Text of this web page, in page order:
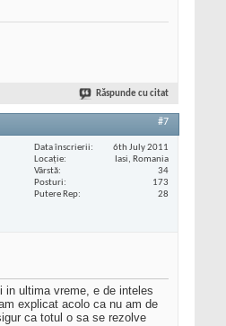
Răspunde cu citat
#7
Data înscrierii
6th July 2011
Locaţie
Iasi, Romania
Vârstă
34
Posturi
173
Putere Rep
28
ultima vreme, e de inteles
explicat acolo ca nu am de
ca totul o sa se rezolve